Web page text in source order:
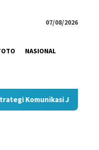
07/08/2026
NASIONAL
Kurnia Nugraha